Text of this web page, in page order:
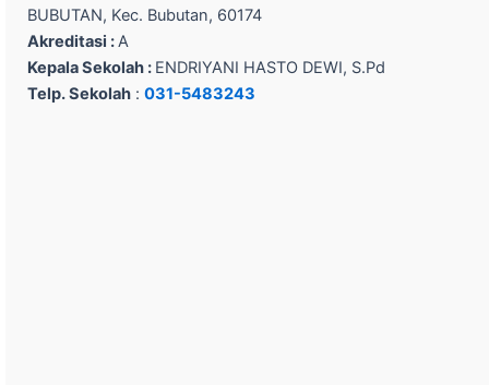
BUBUTAN, Kec. Bubutan, 60174
Akreditasi :A
Kepala Sekolah : ENDRIYANI HASTO DEWI, S.Pd
Telp. Sekolah : 031-5483243